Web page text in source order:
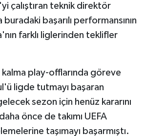
çalıştıran teknik direktör
başarılı performansının
farklı liglerinden teklifler
play-offlarında göreve
ligde tutmayı başaran
sezon için henüz kararını
önce de takımı UEFA
taşımayı başarmıştı.